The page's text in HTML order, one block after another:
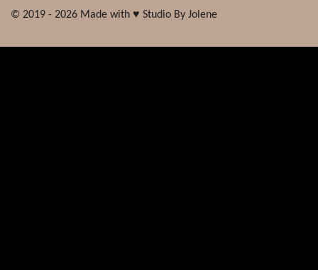
© 2019 - 2026 Made with ♥ Studio By Jolene